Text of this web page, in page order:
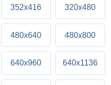
352x416 320x480
480x640 480x800
640x960 640x1136